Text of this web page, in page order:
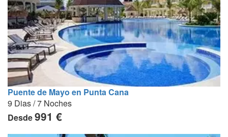
Puente de Mayo en Punta Cana
9 Dias / 7 Noches
Desde991 €